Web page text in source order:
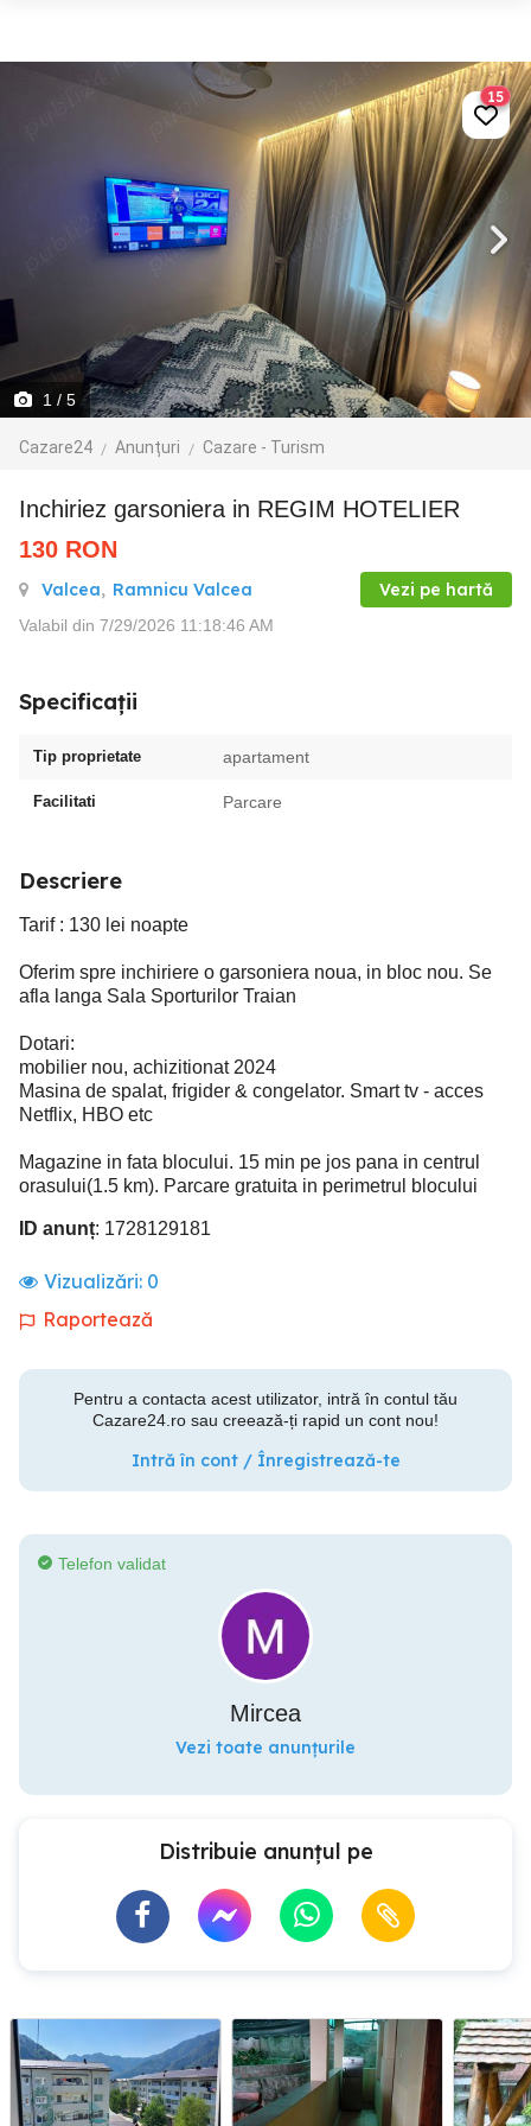
1 / 5
Cazare24 Anunțuri Cazare - Turism
15
Inchiriez garsoniera in REGIM HOTELIER
130 RON
Valcea, Ramnicu Valcea Vezi pe hartă
Valabil din 7/29/2026 11:18:46 AM
Specificații
Tip proprietate apartament
Facilitati Parcare
Descriere
Tarif : 130 lei noapte
Oferim spre inchiriere o garsoniera noua, in bloc nou. Se
afla langa Sala Sporturilor Traian
Dotari:
mobilier nou, achizitionat 2024
Masina de spalat, frigider & congelator. Smart tv - acces
Netflix, HBO etc
Magazine in fata blocului. 15 min pe jos pana in centrul
orasului(1.5 km). Parcare gratuita in perimetrul blocului
ID anunț: 1728129181
Vizualizări: 0
Raportează
Pentru a contacta acest utilizator, intră în contul tău
Cazare24.ro sau creează-ți rapid un cont nou!
Intră în cont / Înregistrează-te
Telefon validat
Mircea
Vezi toate anunțurile
Distribuie anunțul pe